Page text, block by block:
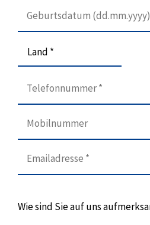
Land *
Wie sind Sie auf uns